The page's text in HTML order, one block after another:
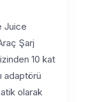
Juice
Şarj
10 kat
adaptörü
olarak